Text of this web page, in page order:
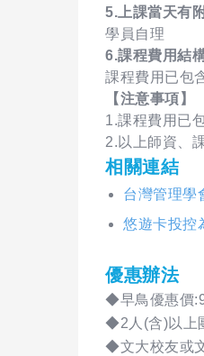
5.上課當天有
學員自理
6.課程費用結
課程費用已包
【注意事項】
1.課程費用已
2.以上師資、
相關連結
台灣管理學
悠遊卡投控
優惠辦法
◆早鳥優惠價
◆2人(含)以上
◆文大校友或